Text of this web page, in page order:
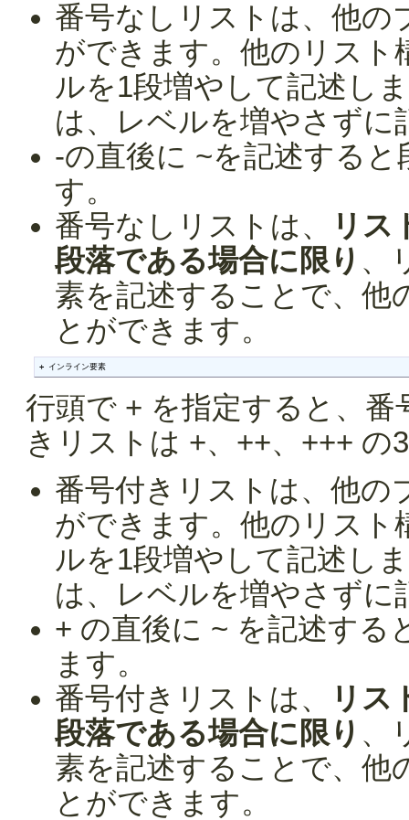
番号なしリストは、他の
ができます。他のリスト
ルを1段増やして記述し
は、レベルを増やさずに
-の直後に ~を記述する
す。
番号なしリストは、
リス
段落である場合に限り 、
素を記述することで、他
とができます。
+ インライン要素
行頭で + を指定すると、
きリストは +、++、+++ の
番号付きリストは、他の
ができます。他のリスト
ルを1段増やして記述し
は、レベルを増やさずに
+ の直後に ~ を記述する
ます。
番号付きリストは、
リス
段落である場合に限り 、
素を記述することで、他
とができます。